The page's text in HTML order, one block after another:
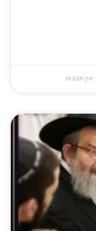
אין תגובות